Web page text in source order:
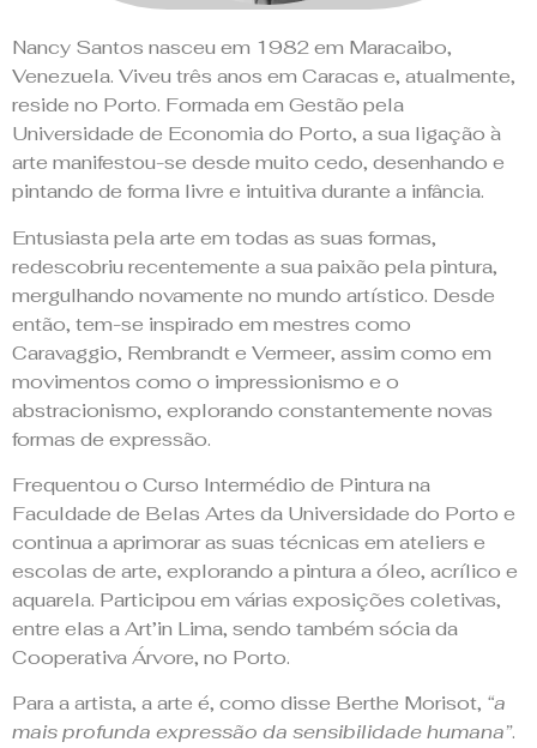
Nancy Santos nasceu em 1982 em Maracaibo,
Venezuela. Viveu três anos em Caracas e, atualmente,
reside no Porto. Formada em Gestão pela
Universidade de Economia do Porto, a sua ligação à
arte manifestou-se desde muito cedo, desenhando e
pintando de forma livre e intuitiva durante a infância.
Entusiasta pela arte em todas as suas formas,
redescobriu recentemente a sua paixão pela pintura,
mergulhando novamente no mundo artístico. Desde
então, tem-se inspirado em mestres como
Caravaggio, Rembrandt e Vermeer, assim como em
movimentos como o impressionismo e o
abstracionismo, explorando constantemente novas
formas de expressão.
Frequentou o Curso Intermédio de Pintura na
Faculdade de Belas Artes da Universidade do Porto e
continua a aprimorar as suas técnicas em ateliers e
escolas de arte, explorando a pintura a óleo, acrílico e
aquarela. Participou em várias exposições coletivas,
entre elas a Art’in Lima, sendo também sócia da
Cooperativa Árvore, no Porto.
Para a artista, a arte é, como disse Berthe Morisot, “a
mais profunda expressão da sensibilidade humana”.